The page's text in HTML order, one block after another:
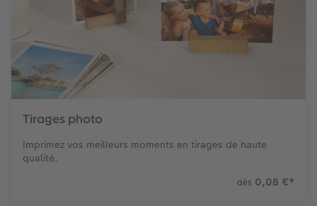
Tirages photo
Imprimez vos meilleurs moments en tirages de haute
qualité.
dès 0,08 €*